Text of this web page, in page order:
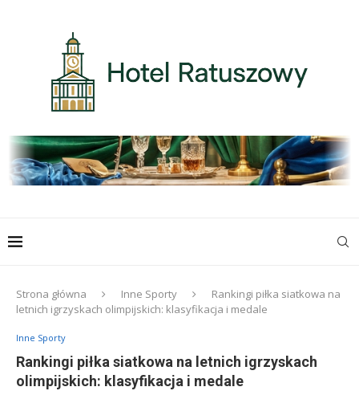
Strona główna Inne Sporty
Rankingi piłka siatkowa na
letnich igrzyskach olimpijskich: klasyfikacja i medale
Inne Sporty
Rankingi piłka siatkowa na letnich igrzyskach
olimpijskich: klasyfikacja i medale